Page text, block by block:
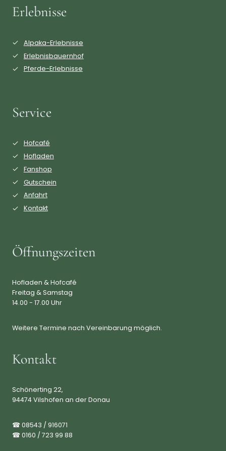
Erlebnisse
Alpaka-Erlebnisse
Erlebnisbauernhof
Pferde-Erlebnisse
Service
Hofcafé
Hofladen
Fanshop
Gutschein
Anfahrt
Kontakt
Öffnungszeiten
Hofladen & Hofcafé
Freitag & Samstag
14.00 - 17.00 Uhr
Weitere Termine nach Vereinbarung möglich.
Kontakt
Schönerting 22,
94474 Vilshofen an der Donau
☎ 08543 / 916071
☎ 0160 / 723 99 88